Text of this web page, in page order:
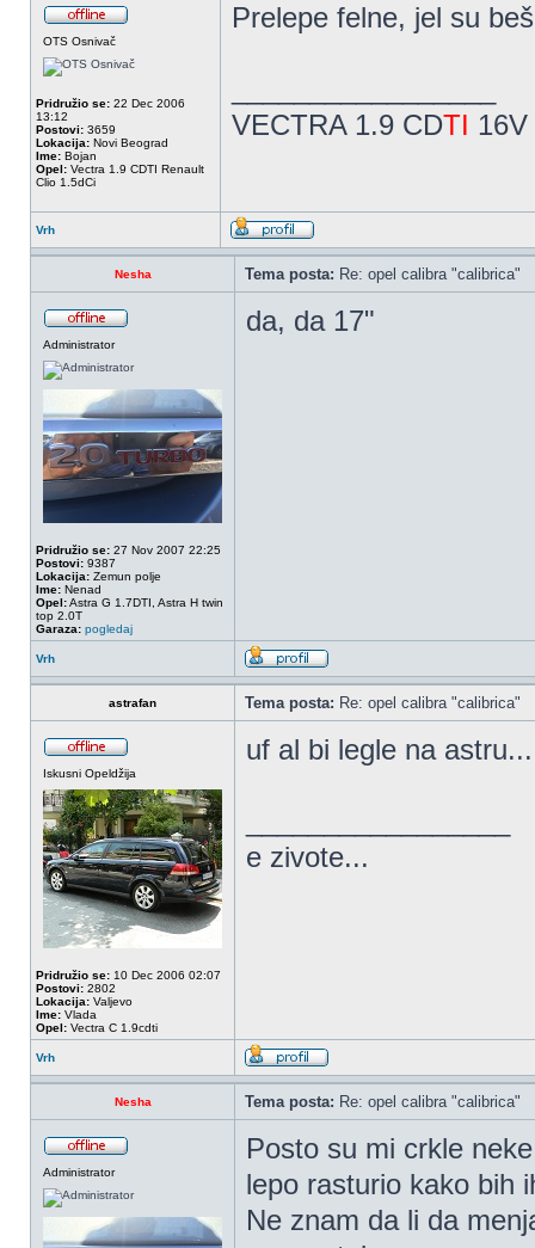
OTS Osnivač
Pridružio se: 22 Dec 2006
13:12
Postovi: 3659
Lokacija: Novi Beograd
Ime: Bojan
Opel: Vectra 1.9 CDTI Renault
Clio 1.5dCi
Prelepe felne, jel su
VECTRA 1.9 CDTI
Vrh
Nesha Tema posta: Re: opel calibra "calibrica"
Administrator
Pridružio se: 27 Nov 2007 22:25
Postovi: 9387
Lokacija: Zemun polje
Ime: Nenad
Opel:Astra G 1.7DTI, Astra H twin
top 2.0T
Garaza: pogledaj
da, da 17"
Vrh
astrafan Tema posta: Re: opel calibra "calibrica"
Iskusni Opeldžija
Pridružio se: 10 Dec 2006 02:07
Postovi: 2802
Lokacija: Valjevo
Ime: Vlada
Opel: Vectra C 1.9cdti
uf al bi legle na
e zivote...
Vrh
Nesha Tema posta: Re: opel calibra "calibrica"
Administrator
Posto su mi crkle
lepo rasturio kako bih
Ne znam da li da